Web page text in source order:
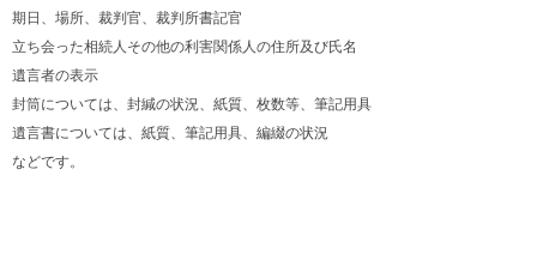
期日、場所、裁判官、裁判所書記官
立ち会った相続人その他の利害関係人の住所及び氏名
遺言者の表示
封筒については、封緘の状況、紙質、枚数等、筆記用具
遺言書については、紙質、筆記用具、編綴の状況
などです。